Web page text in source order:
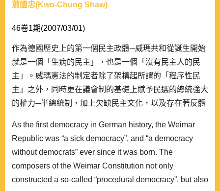
蕭國忠(Kwo-Chung Shaw)
46卷1期(2007/03/01)
作為德國歷史上的第一個民主政體─威瑪共和從誕生開始
就是一個「生病的民主」，也是一個「沒有民主人的民
主」。威瑪憲法的制定者除了架構起所謂的「程序性民
主」之外，同時更在議會制的基礎上賦予民選的總統強大
的權力─半總統制，加上欠缺民主文化，以及存在著反體
治失敗的亂局中，希特勒(Adolf Hitler)率領納粹黨徒從木
馬中一躍而出，用原本是保護民主的權力將民主政體合法
As the first democracy in German history, the Weimar
Republic was “a sick democracy”, and “a democracy
without democrats” ever since it was born. The
composers of the Weimar Constitution not only
constructed a so-called “procedural democracy”, but also